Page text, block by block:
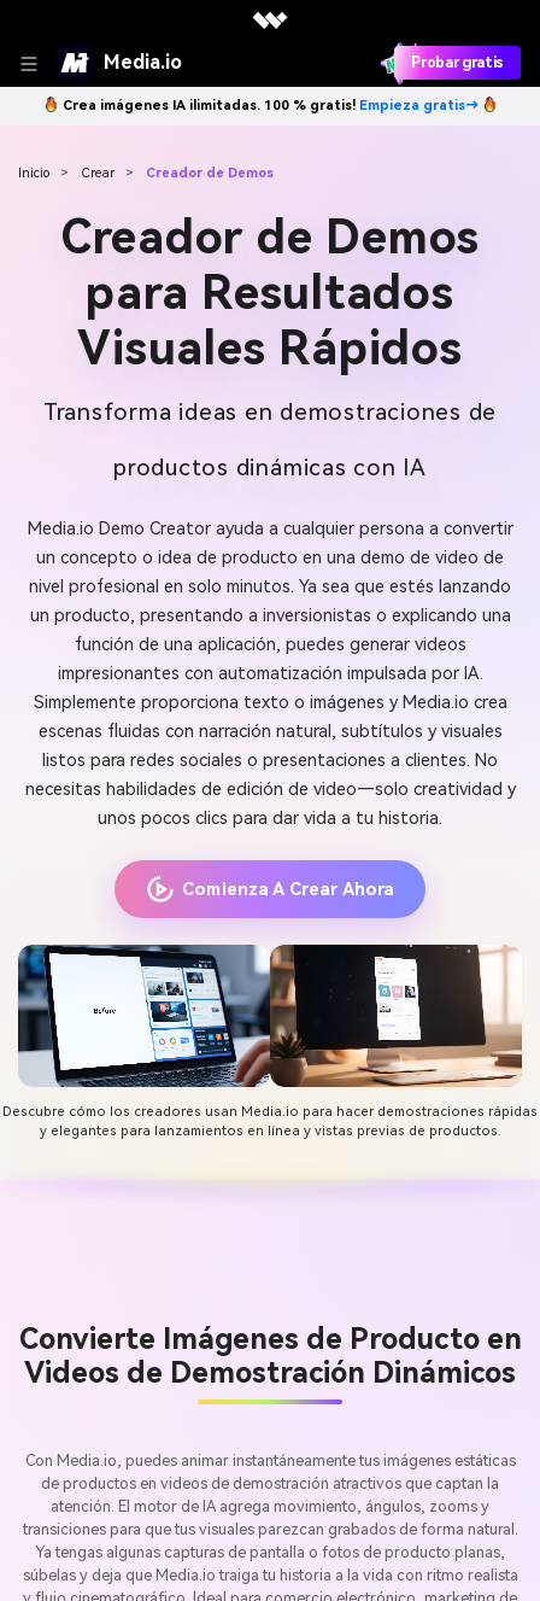
Media.io Probar gratis
Crea imágenes IA ilimitadas. 100 % gratis! Empieza gratis→
Inicio > Crear > Creador de Demos
Creador de Demos
para Resultados
Visuales Rápidos
Transforma ideas en demostraciones de
productos dinámicas con IA
Media.io Demo Creator ayuda a cualquier persona a convertir
un concepto o idea de producto en una demo de video de
nivel profesional en solo minutos. Ya sea que estés lanzando
un producto, presentando a inversionistas o explicando una
función de una aplicación, puedes generar videos
impresionantes con automatización impulsada por IA.
Simplemente proporciona texto o imágenes y Media.io crea
escenas fluidas con narración natural, subtítulos y visuales
listos para redes sociales o presentaciones a clientes. No
necesitas habilidades de edición de video—solo creatividad y
unos pocos clics para dar vida a tu historia.
Comienza A Crear Ahora
Descubre cómo los creadores usan Media.io para hacer demostraciones rápidas
y elegantes para lanzamientos en línea y vistas previas de productos.
Convierte Imágenes de Producto en
Videos de Demostración Dinámicos
Con Media.io, puedes animar instantáneamente tus imágenes estáticas
de productos en videos de demostración atractivos que captan la
atención. El motor de IA agrega movimiento, ángulos, zooms y
transiciones para que tus visuales parezcan grabados de forma natural.
Ya tengas algunas capturas de pantalla o fotos de producto planas,
súbelas y deja que Media.io traiga tu historia a la vida con ritmo realista